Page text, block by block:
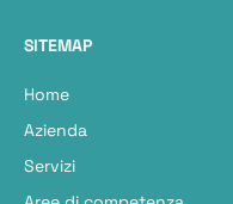
SITEMAP
Home
Azienda
Servizi